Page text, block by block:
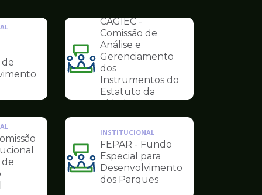
de
Conselhos
Ilustração
da
pagina
de
Conselhos
CAGIEC -
Comissão de
Análise e
Gerenciamento
dos
Instrumentos do
Estatuto da
Cidade
Ilustração
da
INSTITUCIONAL
FEPAR - Fundo
Especial para
Desenvolvimento
dos Parques